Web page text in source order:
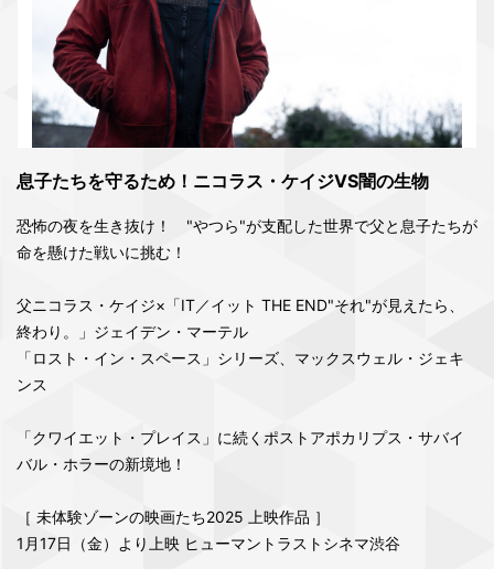
息子たちを守るため！ニコラス・ケイジVS闇の生物
恐怖の夜を生き抜け！ "やつら"が支配した世界で父と息子たちが
命を懸けた戦いに挑む！
父ニコラス・ケイジ×「IT／イット THE END"それ"が見えたら、
終わり。」ジェイデン・マーテル
「ロスト・イン・スペース」シリーズ、マックスウェル・ジェキ
ンス
「クワイエット・プレイス」に続くポストアポカリプス・サバイ
バル・ホラーの新境地！
［ 未体験ゾーンの映画たち2025 上映作品 ］
1月17日（金）より上映 ヒューマントラストシネマ渋谷